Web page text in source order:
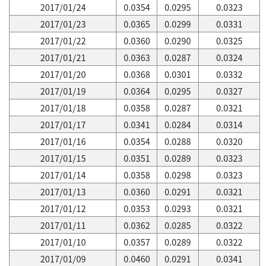
2017/01/24
0.0354 0.0295
0.0323
2017/01/23
0.0365 0.0299
0.0331
2017/01/22
0.0360 0.0290
0.0325
2017/01/21
0.0363 0.0287
0.0324
2017/01/20
0.0368 0.0301
0.0332
2017/01/19
0.0364 0.0295
0.0327
2017/01/18
0.0358 0.0287
0.0321
2017/01/17
0.0341 0.0284
0.0314
2017/01/16
0.0354 0.0288
0.0320
2017/01/15
0.0351 0.0289
0.0323
2017/01/14
0.0358 0.0298
0.0323
2017/01/13
0.0360 0.0291
0.0321
2017/01/12
0.0353 0.0293
0.0321
2017/01/11
0.0362 0.0285
0.0322
2017/01/10
0.0357 0.0289
0.0322
2017/01/09
0.0460 0.0291
0.0341